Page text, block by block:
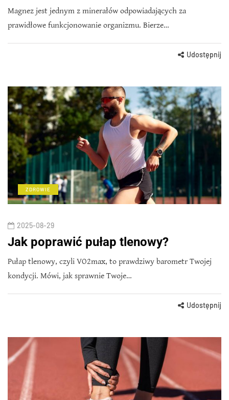
Magnez jest jednym z minerałów odpowiadających za
prawidłowe funkcjonowanie organizmu. Bierze…
Udostępnij
ZDROWIE
2025-08-29
Jak poprawić pułap tlenowy?
Pułap tlenowy, czyli VO2max, to prawdziwy barometr Twojej
kondycji. Mówi, jak sprawnie Twoje…
Udostępnij